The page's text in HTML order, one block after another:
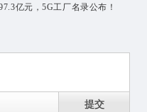
亿元，5G工厂名录公布！
提交